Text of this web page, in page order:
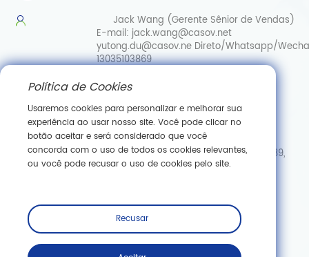
Jack Wang (Gerente Sênior de Vendas)
E-mail: jack.wang@casov.net
yutong.du@casov.ne Direto/Whatsapp/
13035103869
Serviços e sugestões
Direct/Whatsapp/Wechat: 0086-
15307143249
Hub de Inovação em Biologia Sintética de Wuhan, N.º 89,
Rua Gaokeyuan 3.ª, Zona de Desenvolvimento de Nova
Inscreva -se
Política de Cookies
Usaremos cookies para personalizar e melhorar sua
experiência ao usar nosso site. Você pode clicar no
botão aceitar e será considerado que você
concorda com o uso de todos os cookies relevantes,
ou você pode recusar o uso de cookies pelo site.
Recusar